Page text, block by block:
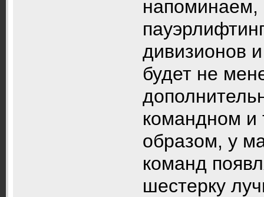
напоминаем,
дивизионов
будет не
командном и
образом, у
команд
шестерку